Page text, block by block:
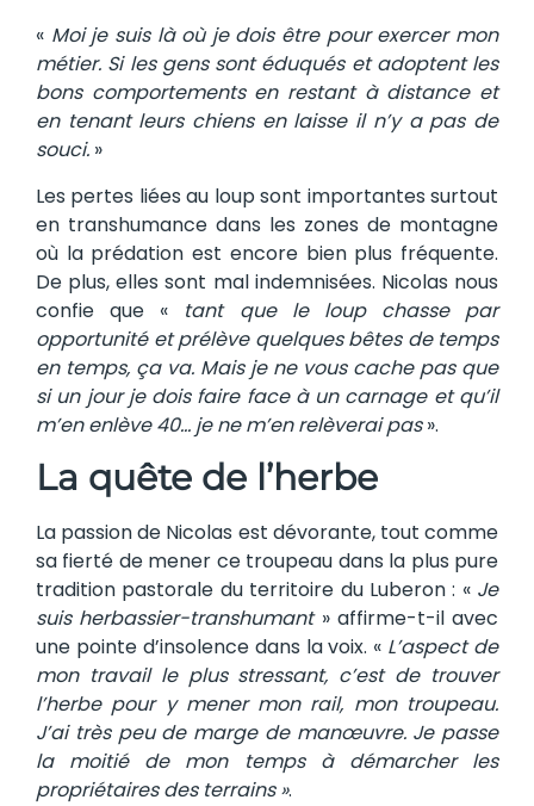
« Moi je suis là où je dois être pour exercer mon
métier. Si les gens sont éduqués et adoptent les
bons comportements en restant à distance et
en tenant leurs chiens en laisse il n’y a pas de
souci. »
Les pertes liées au loup sont importantes surtout
en transhumance dans les zones de montagne
où la prédation est encore bien plus fréquente.
De plus, elles sont mal indemnisées. Nicolas nous
confie que « tant que le loup chasse par
opportunité et prélève quelques bêtes de temps
en temps, ça va. Mais je ne vous cache pas que
si un jour je dois faire face à un carnage et qu’il
m’en enlève 40… je ne m’en relèverai pas».
La quête de l’herbe
La passion de Nicolas est dévorante, tout comme
sa fierté de mener ce troupeau dans la plus pure
tradition pastorale du territoire du Luberon : « Je
suis herbassier-transhumant» affirme-t-il avec
une pointe d’insolence dans la voix. « L’aspect de
mon travail le plus stressant, c’est de trouver
l’herbe pour y mener mon rail, mon troupeau.
J’ai très peu de marge de manœuvre. Je passe
la moitié de mon temps à démarcher les
propriétaires des terrains ».